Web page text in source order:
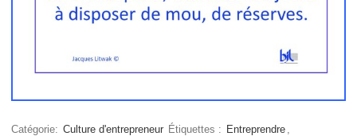
Catégorie: Culture d'entrepreneur Étiquettes : Entreprendre